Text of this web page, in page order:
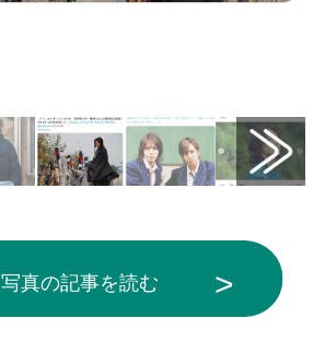
写真の記事を読む